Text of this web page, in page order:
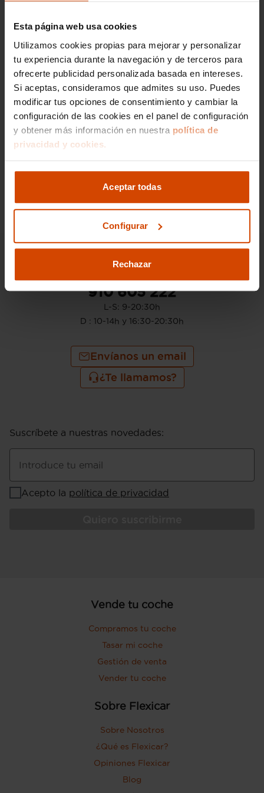
Esta página web usa cookies
Utilizamos cookies propias para mejorar y personalizar
tu experiencia durante la navegación y de terceros para
ofrecerte publicidad personalizada basada en intereses.
Si aceptas, consideramos que admites su uso. Puedes
modificar tus opciones de consentimiento y cambiar la
configuración de las cookies en el panel de configuración
y obtener más información en nuestra política de
privacidad y cookies.
Aceptar todas
Configurar
Rechazar
Si lo prefieres,
gestionamos la venta de
tu vehículo
Nos encargamos de todos los trámites
Reportaje fotográfico
Ir a gestión de venta
910 605 222
L-S: 9-20:30h
D : 10-14h y 16:30-20:30h
Envíanos un email
¿Te llamamos?
Suscríbete a nuestras novedades:
Introduce tu email
Acepto la política de privacidad
Vende tu coche
Compramos tu coche
Tasar mi coche
Gestión de venta
Vender tu coche
Sobre Flexicar
Sobre Nosotros
¿Qué es Flexicar?
Opiniones Flexicar
Blog